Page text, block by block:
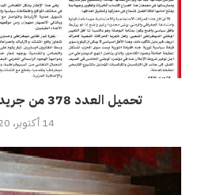
تحميل العدد 378 من جريدة النهج الديمقراطي
14 أكتوبر، 2020